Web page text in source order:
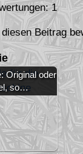
1
Beitrag
Original oder
so…